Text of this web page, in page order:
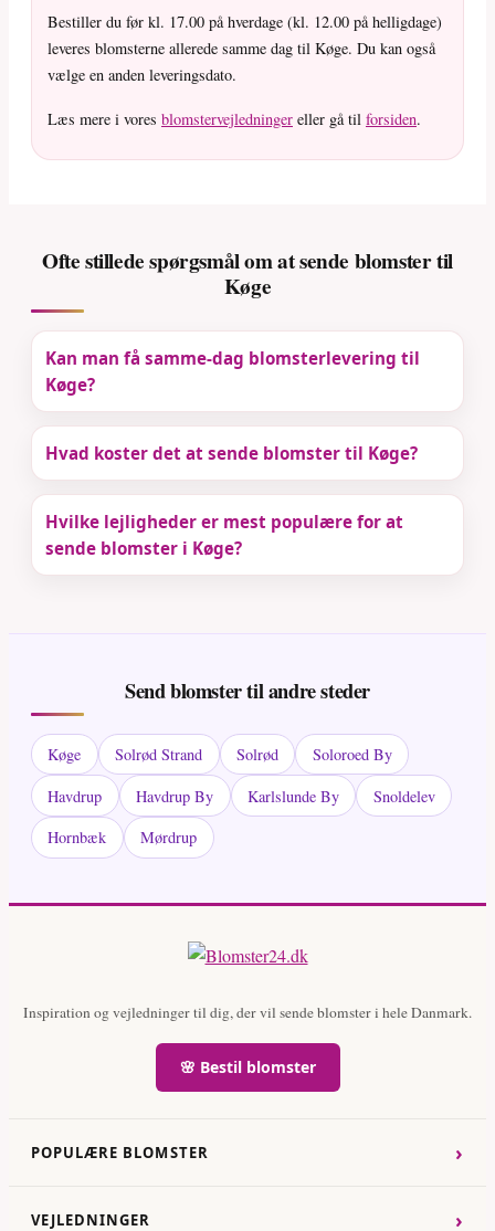
Bestiller du før kl. 17.00 på hverdage (kl. 12.00 på helligdage)
leveres blomsterne allerede samme dag til Køge. Du kan også
vælge en anden leveringsdato.
Læs mere i vores blomstervejledninger eller gå til forsiden.
Ofte stillede spørgsmål om at sende blomster til
Køge
Kan man få samme-dag blomsterlevering til
Køge?
Hvad koster det at sende blomster til Køge?
Hvilke lejligheder er mest populære for at
sende blomster i Køge?
Send blomster til andre steder
Køge Solrød Strand Solrød
Soloroed By
Havdrup
Havdrup By Karlslunde By
Snoldelev
Hornbæk
Mørdrup
Inspiration og vejledninger til dig, der vil sende blomster i hele Danmark.
🌸 Bestil blomster
POPULÆRE BLOMSTER ›
VEJLEDNINGER ›